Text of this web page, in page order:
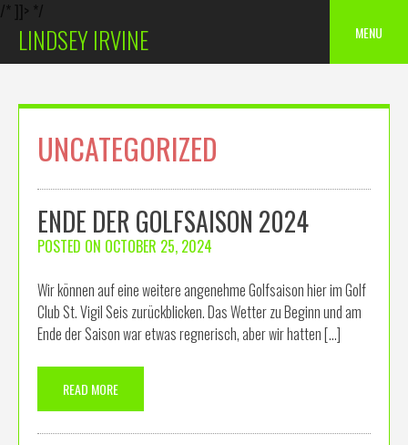
/* ]]> */
SkipLINDSEY IRVINE MENU
UNCATEGORIZED
ENDE DER GOLFSAISON 2024
POSTED ON OCTOBER 25, 2024
Wir können auf eine weitere angenehme Golfsaison hier im Golf
Club St. Vigil Seis zurückblicken. Das Wetter zu Beginn und am
Ende der Saison war etwas regnerisch, aber wir hatten […]
READ MORE